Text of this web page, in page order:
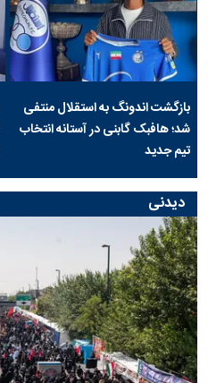
بازگشت اندونگ به استقلال منتفی
شد؛ هافبک گابنی در آستانه انتخاب
تیم جدید
دیدنی